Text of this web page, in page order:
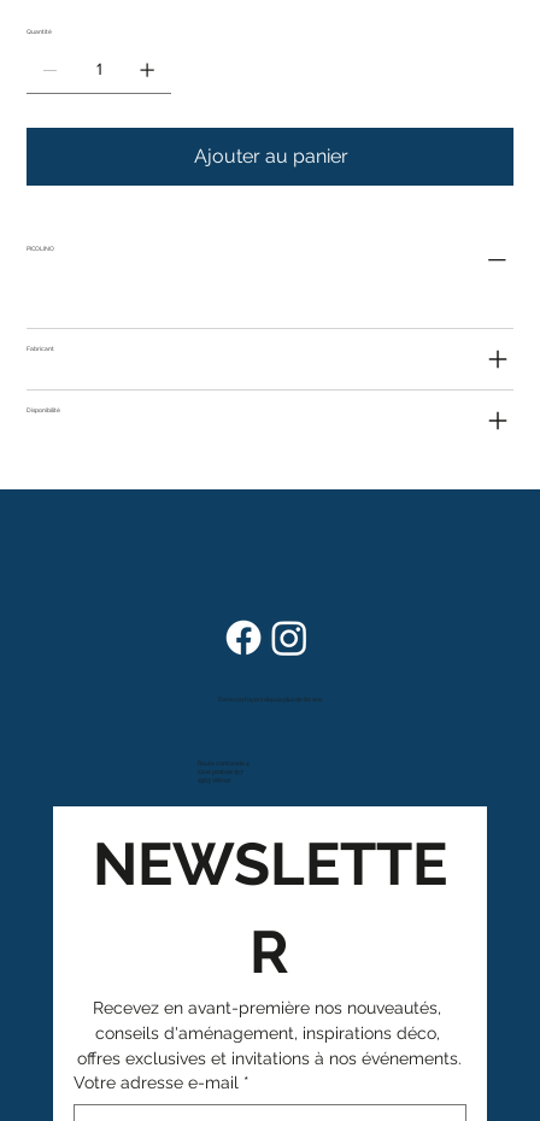
Quantité
Ajouter au panier
PICOLINO
Fabricant
Disponibilité
Route cantonale 4
Case postale 157
1963 Vétroz
Dans vos foyers depuis plus de 80 ans
NEWSLETTE
R
Recevez en avant-première nos nouveautés,
conseils d'aménagement, inspirations déco,
offres exclusives et invitations à nos événements.
Votre adresse e-mail *